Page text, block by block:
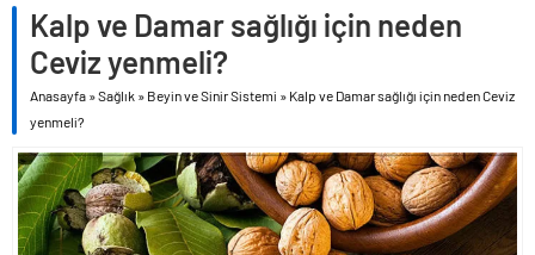
Siyah çay içmek ölüm riskini azaltıyor
Çocukların boyu artık önceden belirlenebilecek
EURO
ALTIN
Kalp ve Damar sağlığı için neden
Ceviz yenmeli?
Anasayfa »Sağlık » Beyin ve Sinir Sistemi » Kalp ve Damar sağlığı için neden Ceviz
yenmeli?